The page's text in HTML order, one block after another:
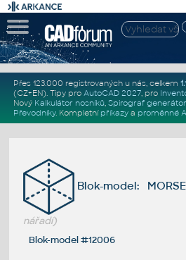
Přes 123.000 registrovaných u nás, celkem
(CZ+EN). Tipy pro AutoCAD 2027, pro
Nový Kalkulátor nosníků, Spirograf generátor
Převodníky. Kompletní příkazya proměnné
Blok-model:
nářadí)
Blok-model #12006